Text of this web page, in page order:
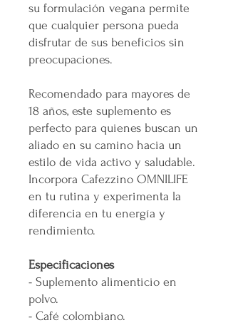
su formulación vegana permite
que cualquier persona pueda
disfrutar de sus beneficios sin
preocupaciones.
Recomendado para mayores de
18 años, este suplemento es
perfecto para quienes buscan un
aliado en su camino hacia un
estilo de vida activo y saludable.
Incorpora Cafezzino OMNILIFE
en tu rutina y experimenta la
diferencia en tu energía y
rendimiento.
Especificaciones
- Suplemento alimenticio en
polvo.
- Café colombiano.